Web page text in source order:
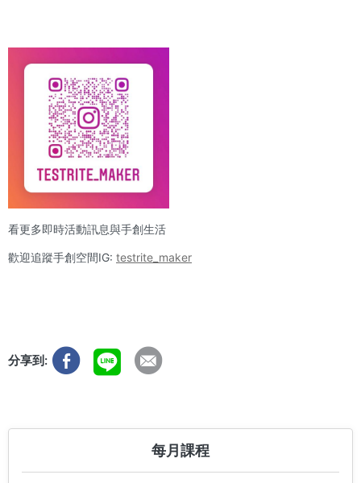
看更多即時活動訊息與手創生活
歡迎追蹤手創空間IG: testrite_maker
分享到:
每月課程